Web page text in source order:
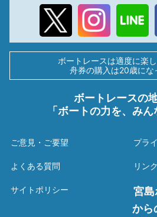
ボートレースは適度に楽し
舟券の購入は20歳にな
ボートレースの
「ボートの力を、みん
ご意見・ご要望
よくある質問
サイトポリシー
プラ
リン
宮島
から